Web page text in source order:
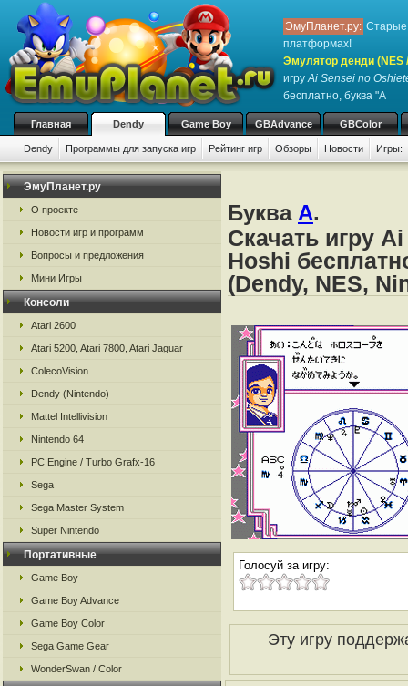
ЭмуПланет.ру: Старые
платформах!
Эмулятор денди (NES
игруAi Sensei no
бесплатно, буква "A
Главная Dendy Game Boy GBAdvance GBColor
Dendy Программы для запуска игр Рейтинг игр Обзоры Новости Игры:
ЭмуПланет.ру
О проекте
Новости игр и программ
Вопросы и предложения
Мини Игры
Консоли
Atari 2600
Atari 5200, Atari 7800, Atari Jaguar
ColecoVision
Dendy (Nintendo)
Mattel Intellivision
Nintendo 64
PC Engine / Turbo Grafx-16
Sega
Sega Master System
Super Nintendo
Портативные
Game Boy
Game Boy Advance
Game Boy Color
Sega Game Gear
WonderSwan / Color
Буква A.
Скачать игру
Hoshi
(Dendy, NES,
Голосуй за игру:
Эту игру